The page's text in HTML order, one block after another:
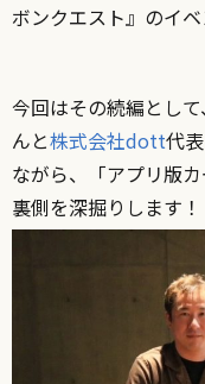
ボンクエスト』のイ
今回はその続編として、
んと株式会社dott代
ながら、「アプリ版
裏側を深掘りします！